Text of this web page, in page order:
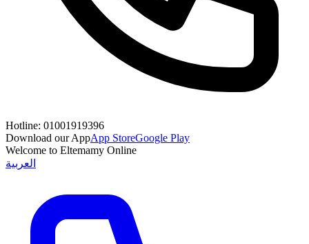
Hotline: 01001919396
Download our AppApp StoreGoogle Play
Welcome to Eltemamy Online
العربية